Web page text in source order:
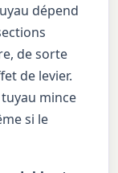
dépend
de sorte
de levier.
mince
si le